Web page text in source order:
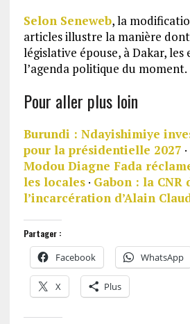
Selon Seneweb, la
articles illustre la manière dont
législative épouse, à Dakar, les
l’agenda politique du moment.
Pour aller plus loin
Burundi : Ndayishimiye
pour la présidentielle 2027 ·
Modou Diagne Fada
les locales· Gabon : la CNR
l’incarcération d’Alain
Partager :
Facebook WhatsApp
X Plus